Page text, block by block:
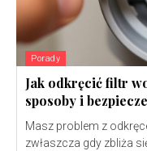
Porady
Jak odkręcić filtr
sposoby i
Masz problem z
zwłaszcza gdy zbliża